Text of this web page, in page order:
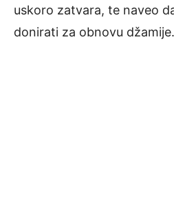
uskoro zatvara, te naveo
donirati za obnovu džamije.